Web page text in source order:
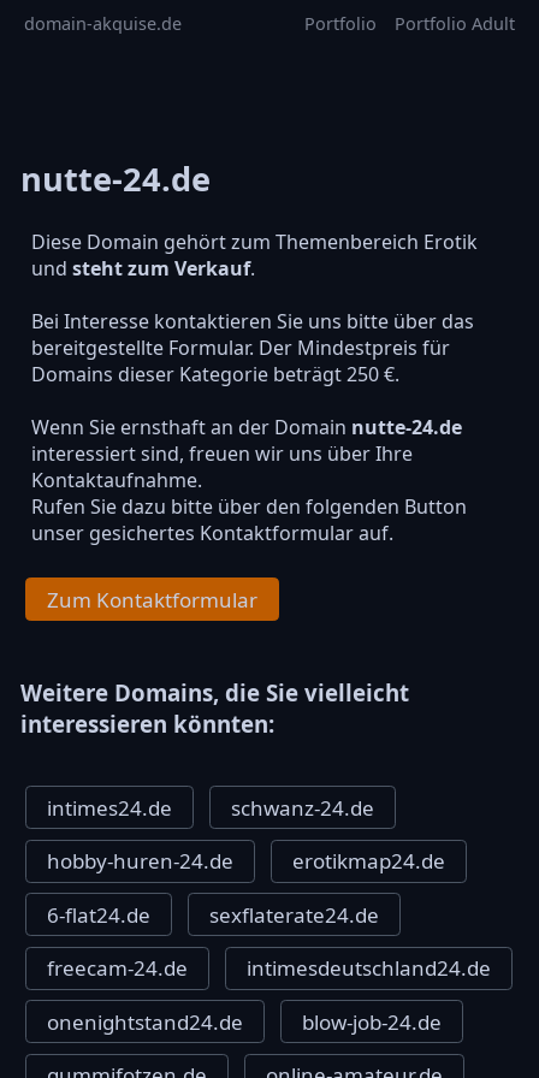
domain-akquise.de Portfolio Portfolio Adult
nutte-24.de
Diese Domain gehört zum Themenbereich Erotik
und steht zum Verkauf.
Bei Interesse kontaktieren Sie uns bitte über das
bereitgestellte Formular. Der Mindestpreis für
Domains dieser Kategorie beträgt 250 €.
Wenn Sie ernsthaft an der Domain nutte-24.de
interessiert sind, freuen wir uns über Ihre
Kontaktaufnahme.
Rufen Sie dazu bitte über den folgenden Button
unser gesichertes Kontaktformular auf.
Zum Kontaktformular
Weitere Domains, die Sie vielleicht
interessieren könnten:
intimes24.de
schwanz-24.de
hobby-huren-24.de
erotikmap24.de
6-flat24.de
sexflaterate24.de
freecam-24.de
intimesdeutschland24.de
onenightstand24.de
blow-job-24.de